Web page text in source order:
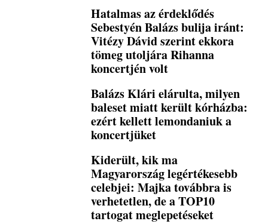
Hatalmas az érdeklődés
Sebestyén Balázs bulija iránt:
Vitézy Dávid szerint ekkora
tömeg utoljára Rihanna
koncertjén volt
Balázs Klári elárulta, milyen
baleset miatt került kórházba:
ezért kellett lemondaniuk a
koncertjüket
Kiderült, kik ma
Magyarország legértékesebb
celebjei: Majka továbbra is
verhetetlen, de a TOP10
tartogat meglepetéseket